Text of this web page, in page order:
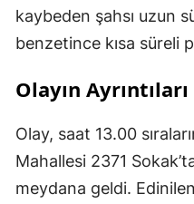
kaybeden şahsı uzun
benzetince kısa süreli
Olayın Ayrıntıları
Olay, saat 13.00
Mahallesi 2371
meydana geldi.